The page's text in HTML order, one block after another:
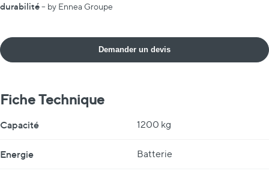
durabilité– by Ennea Groupe
Demander un devis
Fiche Technique
Capacité 1200 kg
Energie Batterie